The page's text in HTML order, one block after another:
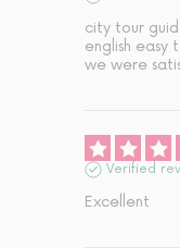
city tour
english easy
we were
Verified
Excellent